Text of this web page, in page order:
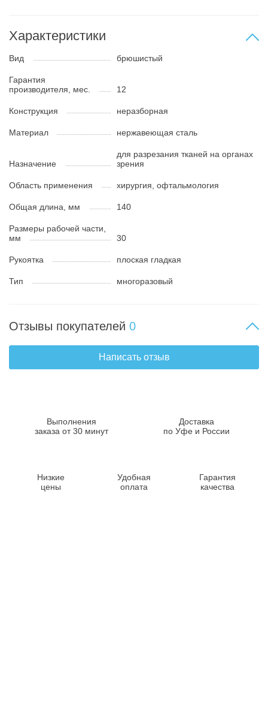
Характеристики
Вид брюшистый
Гарантия
производителя, мес.
12
Конструкция неразборная
Материал нержавеющая сталь
Назначение
для разрезания тканей на органах
зрения
Область применения хирургия, офтальмология
Общая длина, мм 140
Размеры рабочей части,
мм
30
Рукоятка плоская гладкая
Тип многоразовый
Отзывы покупателей 0
Написать отзыв
Выполнения
заказа от 30 минут
Доставка
по Уфе и России
Низкие
цены
Удобная
оплата
Гарантия
качества